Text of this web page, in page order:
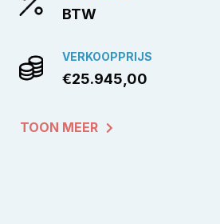
BTW
VERKOOPPRIJS
€25.945,00
TOON MEER